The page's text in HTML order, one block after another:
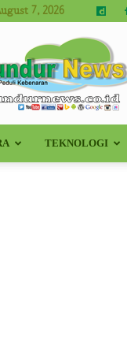
7, 2026
Kundur
TEKNOLOGI